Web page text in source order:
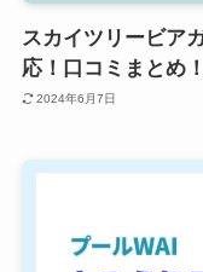
スカイツリービア
応！口コミまとめ！
2024年6月7日